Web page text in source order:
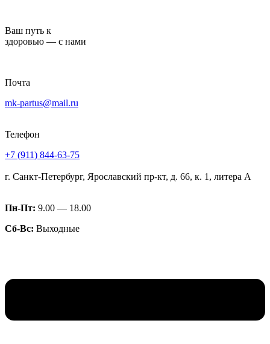
содержимому
Ваш путь к
здоровью — с нами
Почта
mk-partus@mail.ru
Телефон
+7 (911) 844-63-75
г. Санкт-Петербург, Ярославский пр-кт, д. 66, к. 1, литера А
Пн-Пт: 9.00 — 18.00
Сб-Вс: Выходные